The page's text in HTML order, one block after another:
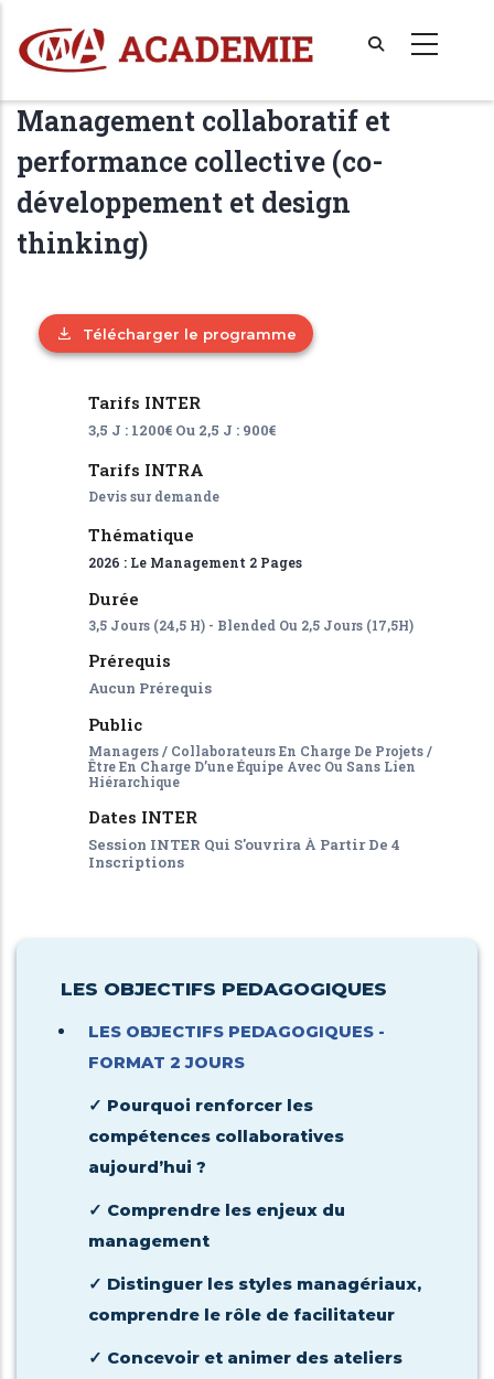
au
contenu
principal
Management collaboratif et
performance collective (co-
développement et design
thinking)
Télécharger le programme
Tarifs INTER
3,5 J : 1200€ Ou 2,5 J : 900€
Tarifs INTRA
Devis sur demande
Thématique
2026 : Le Management 2 Pages
Durée
3,5 Jours (24,5 H) - Blended Ou 2,5 Jours (17,5H)
Prérequis
Aucun Prérequis
Public
Managers / Collaborateurs En Charge De Projets /
Être En Charge D’une Équipe Avec Ou Sans Lien
Hiérarchique
Dates INTER
Session INTER Qui S'ouvrira À Partir De 4
Inscriptions
LES OBJECTIFS PEDAGOGIQUES
LES OBJECTIFS PEDAGOGIQUES -
FORMAT 2 JOURS
✓ Pourquoi renforcer les
compétences collaboratives
aujourd’hui ?
✓ Comprendre les enjeux du
management
✓ Distinguer les styles managériaux,
comprendre le rôle de facilitateur
✓ Concevoir et animer des ateliers